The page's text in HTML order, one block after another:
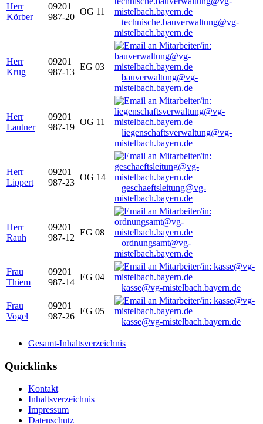
Herr
Körber
09201
987-20
OG 11
technische.bauverwaltung@vg-
mistelbach.bayern.de
Herr
Krug
09201
987-13
EG 03
bauverwaltung@vg-
mistelbach.bayern.de
Herr
Lautner
09201
987-19
OG 11
liegenschaftsverwaltung@vg-
mistelbach.bayern.de
Herr
Lippert
09201
987-23
OG 14
geschaeftsleitung@vg-
mistelbach.bayern.de
Herr
Rauh
09201
987-12
EG 08
ordnungsamt@vg-
mistelbach.bayern.de
Frau
Thiem
09201
987-14
EG 04
kasse@vg-mistelbach.bayern.de
Frau
Vogel
09201
987-26
EG 05
kasse@vg-mistelbach.bayern.de
Gesamt-Inhaltsverzeichnis
Quicklinks
Kontakt
Inhaltsverzeichnis
Impressum
Datenschutz